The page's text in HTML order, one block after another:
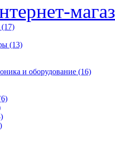
(17)
(13)
и оборудование (16)